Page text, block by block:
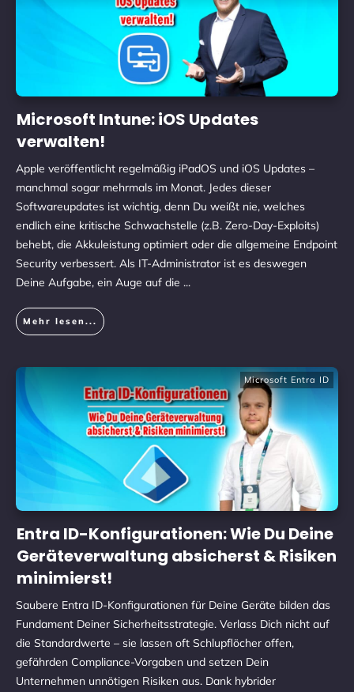
Microsoft Intune: iOS Updates
verwalten!
Apple veröffentlicht regelmäßig iPadOS und iOS Updates –
manchmal sogar mehrmals im Monat. Jedes dieser
Softwareupdates ist wichtig, denn Du weißt nie, welches
endlich eine kritische Schwachstelle (z.B. Zero-Day-Exploits)
behebt, die Akkuleistung optimiert oder die allgemeine Endpoint
Security verbessert. Als IT-Administrator ist es deswegen
Deine Aufgabe, ein Auge auf die ...
Mehr lesen...
Microsoft Entra ID
Entra ID-Konfigurationen: Wie Du Deine
Geräteverwaltung absicherst & Risiken
minimierst!
Saubere Entra ID-Konfigurationen für Deine Geräte bilden das
Fundament Deiner Sicherheitsstrategie. Verlass Dich nicht auf
die Standardwerte – sie lassen oft Schlupflöcher offen,
gefährden Compliance-Vorgaben und setzen Dein
Unternehmen unnötigen Risiken aus. Dank hybrider